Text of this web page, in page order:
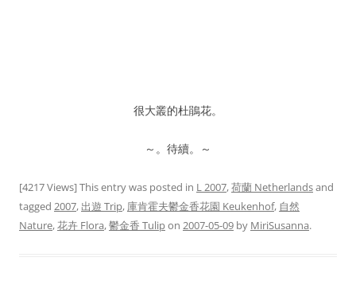
很大叢的杜鵑花。
～。待續。～
[4217 Views] This entry was posted in L 2007,荷蘭 Netherlandsand
tagged 2007, 出遊 Trip, 庫肯霍夫鬱金香花園 Keukenhof, 自然
Nature,花卉 Flora,鬱金香 Tulipon 2007-05-09 by MiriSusanna.